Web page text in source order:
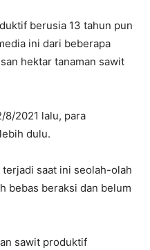
berusia 13 tahun pun
ini dari beberapa
hektar tanaman sawit
8/2021 lalu, para
dulu.
saat ini seolah-olah
bebas beraksi dan belum
sawit produktif